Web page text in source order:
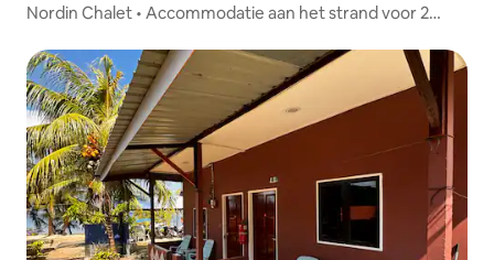
Nordin Chalet • Accommodatie aan het strand voor 2